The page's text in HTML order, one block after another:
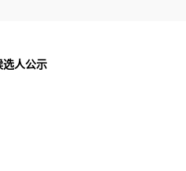
选人公示